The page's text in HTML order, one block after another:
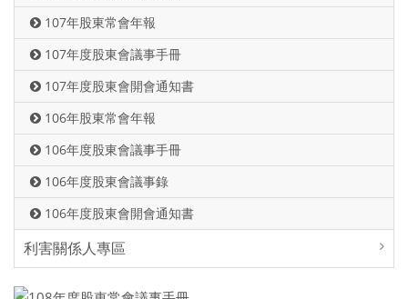
107年股東常會年報
107年度股東會議事手冊
107年度股東會開會通知書
106年股東常會年報
106年度股東會議事手冊
106年度股東會議事錄
106年度股東會開會通知書
利害關係人專區